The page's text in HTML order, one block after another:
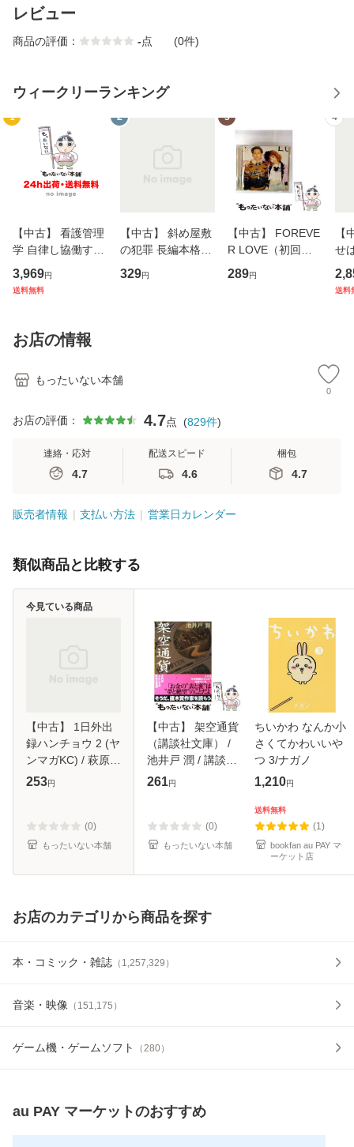
レビュー
商品の評価： -点 (0件)
ウィークリーランキング
1
【中古】 看護管理
学 自律し協働する
専門職の看護マネ
ジメントスキル 改
恵 藤本幸三 / 南江
堂 [単行
3,969円
送料無料
2
【中古】 斜め屋敷
の犯罪 長編本格推
理小説 (光文社文
庫) / 島田荘司 / 光
329円
3
【中古】 FOREVE
R LOVE（初回生
産限定盤） / 清水
翔太×加藤ミリヤ /
289円
4
【
せ
タ
送料
お店の情報
もったいない本舗
0
お店の評価： 4.7点 (829件)
連絡・応対
4.7
配送スピード
4.6
梱包
4.7
販売者情報 支払い方法 営業日カレンダー
類似商品と比較する
【中古】 1日外出
録ハンチョウ 2 (ヤ
ンマガKC) / 萩原天
晴、上原求 新井和
無料】
253円
(0)
もったいない本舗
今見ている商品
【中古】 架空通貨
（講談社文庫） /
池井戸 潤 / 講談社
[文庫]【メール便送
261円
(0)
もったいない本舗
ちいかわ なんか小
さくてかわいいや
つ 3/ナガノ
1,210円
送料無料
(1)
bookfan au PAY マ
ーケット店
お店のカテゴリから商品を探す
本・コミック・雑誌 （ 1,257,329 ）
音楽・映像 （ 151,175 ）
ゲーム機・ゲームソフト （280）
au PAY マーケットのおすすめ